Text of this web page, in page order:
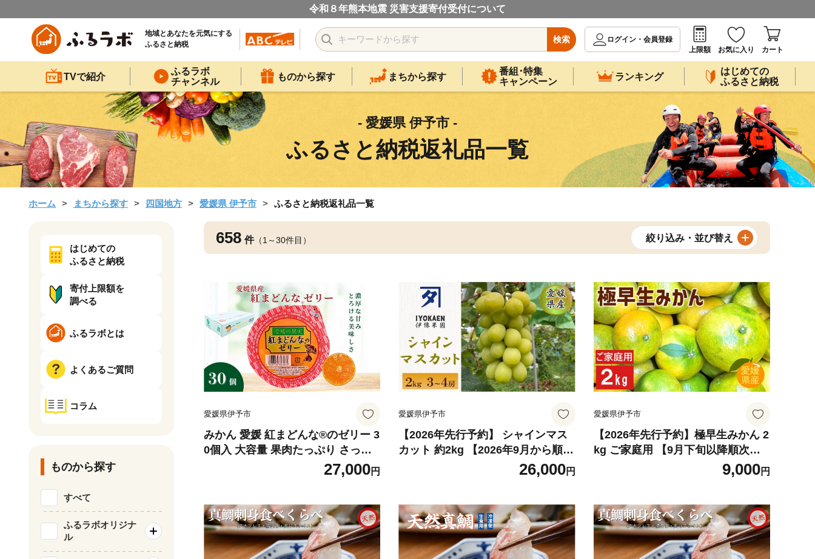
令和８年熊本地震 災害支援寄付受付について
地域とあなたを元気にする
ふるさと納税
検索
ログイン・会員登録
上限額
お気に入り カート
TVで紹介
ふるラボ
チャンネル
ものから探す まちから探す
番組･特集
キャンペーン
ランキング
はじめての
ふるさと納税
- 愛媛県 伊予市 -
ふるさと納税返礼品一覧
ホーム まちから探す 四国地方 愛媛県 伊予市 ふるさと納税返礼品一覧
658 件（1～30件目） 絞り込み・並び替え
愛媛県伊予市
みかん 愛媛 紅まどんな®のゼリー 3
0個入 大容量 果肉たっぷり さっぱ
り 美味しい おいしい 人気 数量限定
柑橘 お菓子 デザート フルーツ ギフ
0
27,000円
愛媛県伊予市
【2026年先行予約】 シャインマス
カット 約2kg 【2026年9月から順次
発送予定】 ぶどう 葡萄 果物 愛媛
人気 伊豫果園 伊予市｜C108
26,000円
愛媛県伊予市
【2026年先行予約】極早生みかん 2
kg ご家庭用 【9月下旬以降順次発
送予定】 農園直送 数量限定 みかん
愛媛県産 人気 柑橘 伊予市｜A97
9,000円
はじめての
ふるさと納税
寄付上限額を
調べる
ふるラボとは
よくあるご質問
コラム
ものから探す
すべて
ふるラボオリジナ
ル